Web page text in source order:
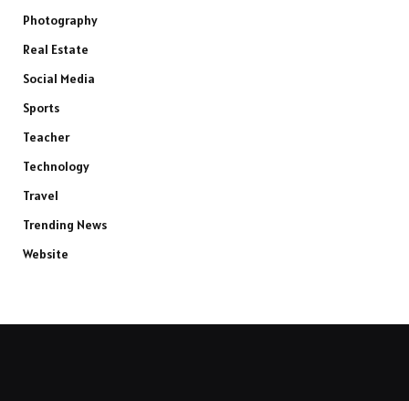
Photography
Real Estate
Social Media
Sports
Teacher
Technology
Travel
Trending News
Website